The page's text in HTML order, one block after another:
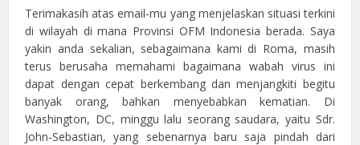
Terimakasih atas email-mu yang menjelaskan situasi terkini
di wilayah di mana Provinsi OFM Indonesia berada. Saya
yakin anda sekalian, sebagaimana kami di Roma, masih
terus berusaha memahami bagaimana wabah virus ini
dapat dengan cepat berkembang dan menjangkiti begitu
banyak orang, bahkan menyebabkan kematian. Di
Washington, DC, minggu lalu seorang saudara, yaitu Sdr.
John-Sebastian, yang sebenarnya baru saja pindah dari